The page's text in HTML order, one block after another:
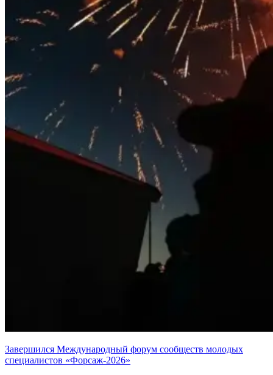
Завершился Международный форум сообществ молодых
специалистов «Форсаж-2026»